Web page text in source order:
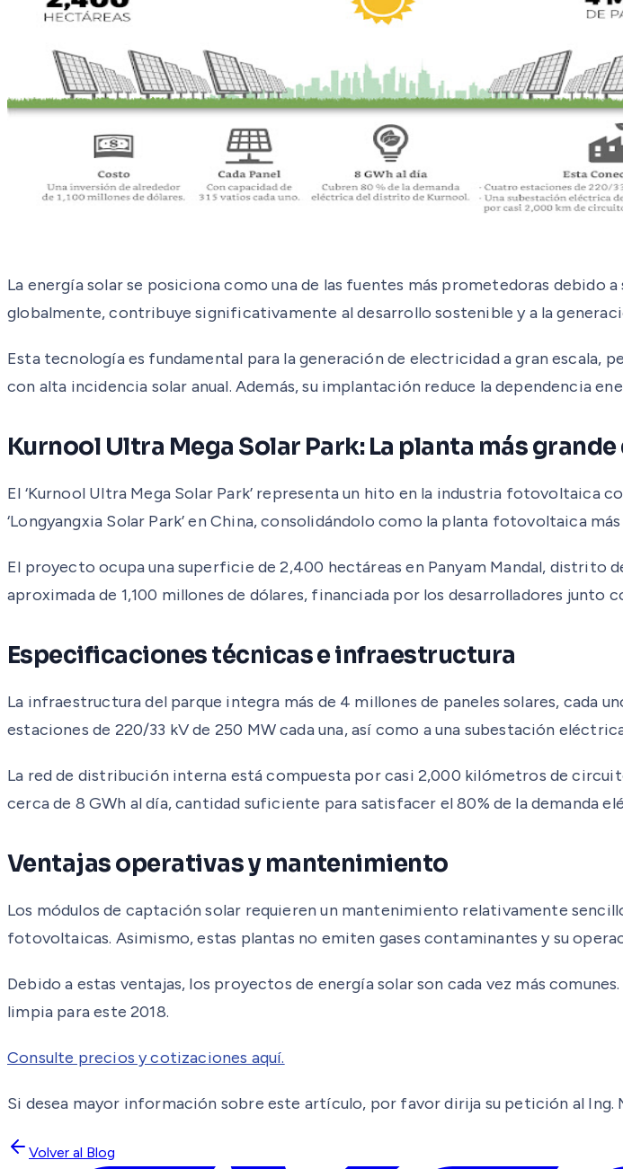
La energía solar se posiciona como una de las fuentes más prometedoras
globalmente, contribuye significativamente al desarrollo sostenible y a la
Esta tecnología es fundamental para la generación de electricidad a gran
con alta incidencia solar anual. Además, su implantación reduce la dependencia
Kurnool Ultra Mega Solar Park: La planta más
El ‘Kurnool Ultra Mega Solar Park’ representa un hito en la industria fotovoltaica
‘Longyangxia Solar Park’ en China, consolidándolo como la planta fotovoltaica
El proyecto ocupa una superficie de 2,400 hectáreas en Panyam Mandal, distrito
aproximada de 1,100 millones de dólares, financiada por los desarrolladores junto
Especificaciones técnicas e infraestructura
La infraestructura del parque integra más de 4 millones de paneles solares, cada
estaciones de 220/33 kV de 250 MW cada una, así como a una subestación
La red de distribución interna está compuesta por casi 2,000 kilómetros de
cerca de 8 GWh al día, cantidad suficiente para satisfacer el 80% de la demanda
Ventajas operativas y mantenimiento
Los módulos de captación solar requieren un mantenimiento relativamente
fotovoltaicas. Asimismo, estas plantas no emiten gases contaminantes y su
Debido a estas ventajas, los proyectos de energía solar son cada vez más
limpia para este 2018.
Consulte precios y cotizaciones aquí.
Si desea mayor información sobre este artículo, por favor dirija su petición al
Volver al Blog